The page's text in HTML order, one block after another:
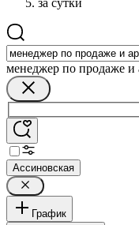
за сутки
менеджер по продаже и
Ассиновская
График